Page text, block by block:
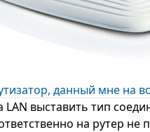
данный мне на
выставить тип
на рутер